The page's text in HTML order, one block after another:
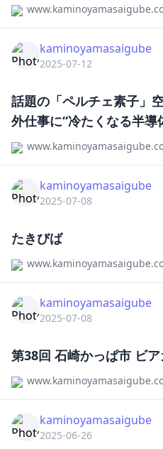
kaminoyamasaigube
2025-07-12
話題の「ペルチェ素子」
外仕事に“冷たくなる半導
kaminoyamasaigube
2025-07-08
たきびば
kaminoyamasaigube
2025-07-08
第38回 石崎かっぱ市 ビ
kaminoyamasaigube
2025-06-26